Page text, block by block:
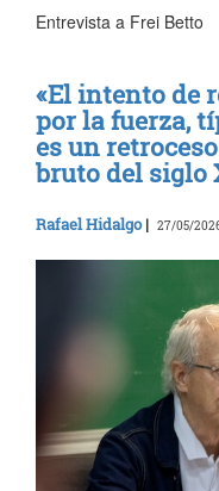
Entrevista a Frei Betto
«El intento de
por la fuerza,
es un
bruto del siglo
Rafael Hidalgo| 27/05/